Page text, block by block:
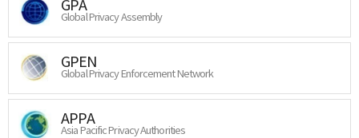
GPA
Global Privacy Assembly
GPEN
Global Privacy Enforcement Network
APPA
Asia Pacific Privacy Authorities